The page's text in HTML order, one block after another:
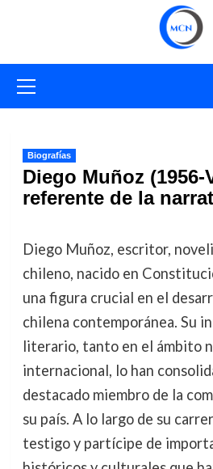
primario
Biografías
Diego Muñoz (1956-
referente de la
Diego Muñoz, escritor,
chileno, nacido en
una figura crucial en el
chilena contemporánea. Su
literario, tanto en el ámbito
internacional, lo han
destacado miembro de la
su país. A lo largo de su
testigo y partícipe de